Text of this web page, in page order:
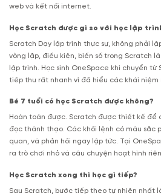
web và kết nối internet.
Học Scratch được gì so với học lập
Scratch Dạy lập trình thực sự, không phải
vòng lặp, điều kiện, biến số trong Scratch
lập trình. Học sinh OneSpace khi chuyển
tiếp thu rất nhanh vì đã hiểu các khái niệm
Bé 7 tuổi có học Scratch được không?
Hoàn toàn được. Scratch được thiết kế để
đọc thành thạo. Các khối lệnh có màu sắc
quan, và phản hồi ngay lập tức. Tại
ra trò chơi nhỏ và câu chuyện hoạt hình
Học Scratch xong thì học gì tiếp?
Sau Scratch, bước tiếp theo tự nhiên nhất